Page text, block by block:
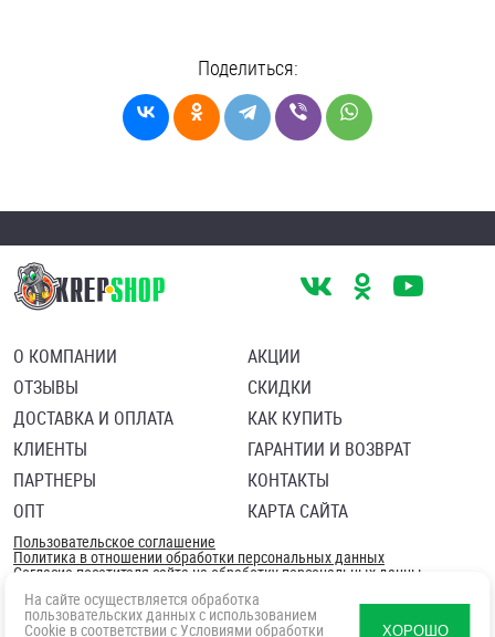
Поделиться:
О КОМПАНИИ
ОТЗЫВЫ
ДОСТАВКА И ОПЛАТА
КЛИЕНТЫ
ПАРТНЕРЫ
ОПТ
АКЦИИ
СКИДКИ
КАК КУПИТЬ
ГАРАНТИИ И ВОЗВРАТ
КОНТАКТЫ
КАРТА САЙТА
Пользовательское соглашение
Политика в отношении обработки персональных данных
Согласие посетителя сайта на обработку персональных данны
На сайте осуществляется обработка
пользовательских данных с использованием
Cookie в соответствии с Условиями обработки ХОРОШО